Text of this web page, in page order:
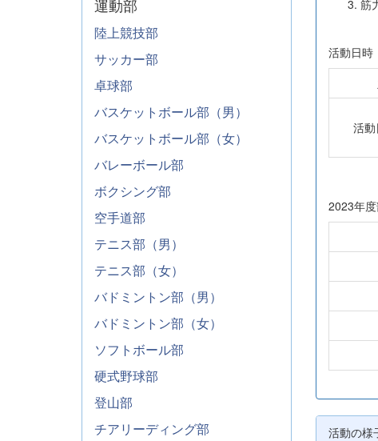
筋
活動日時
活動
2023年
活動の様
運動部
陸上競技部
サッカー部
卓球部
バスケットボール部（男）
バスケットボール部（女）
バレーボール部
ボクシング部
空手道部
テニス部（男）
テニス部（女）
バドミントン部（男）
バドミントン部（女）
ソフトボール部
硬式野球部
登山部
チアリーディング部